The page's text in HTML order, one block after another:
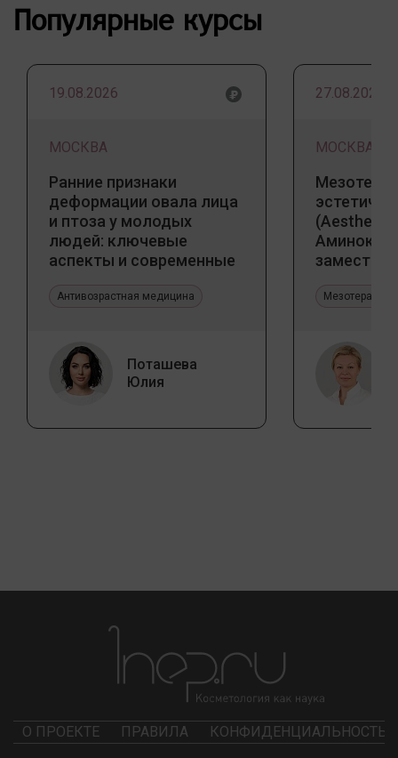
Популярные курсы
19.08.2026
МОСКВА
Ранние признаки
деформации овала лица
и птоза у молодых
людей: ключевые
аспекты и современные
Антивозрастная медицина
Поташева
Юлия
27.08.2026
МОСКВА
(Aesthetic
Мезотерапия
О ПРОЕКТЕ ПРАВИЛА КОНФИДЕНЦИАЛЬНОСТЬ